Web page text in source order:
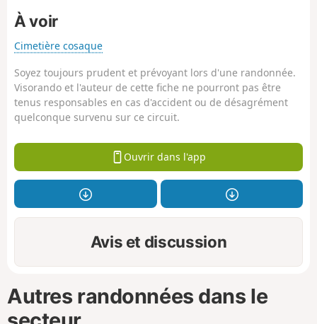
À voir
Cimetière cosaque
Soyez toujours prudent et prévoyant lors d'une randonnée.
Visorando et l'auteur de cette fiche ne pourront pas être
tenus responsables en cas d'accident ou de désagrément
quelconque survenu sur ce circuit.
Ouvrir dans l'app
Avis et discussion
Autres randonnées dans le